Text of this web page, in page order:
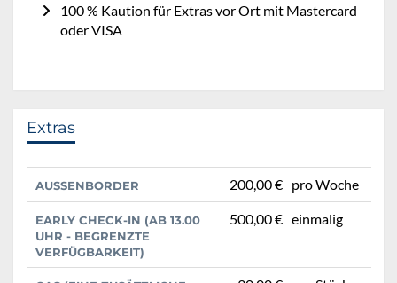
100 % Kaution für Extras vor Ort mit Mastercard
oder VISA
Extras
AUSSENBORDER 200,00 € pro Woche
EARLY CHECK-IN (AB 13.00
UHR - BEGRENZTE
VERFÜGBARKEIT)
500,00 € einmalig